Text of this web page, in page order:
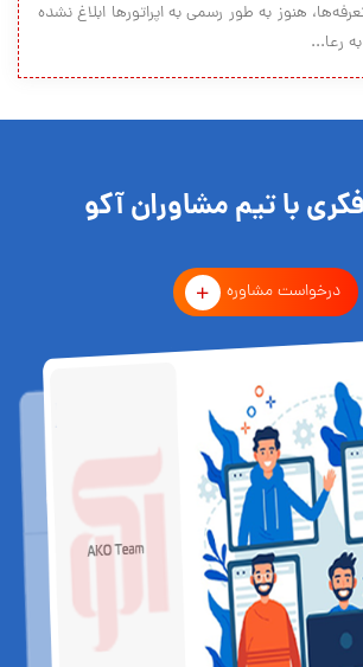
هنوز به طور رسمی به اپراتورها ابلاغ نشده
رعا...
با تیم مشاوران آکو
درخواست مشاوره